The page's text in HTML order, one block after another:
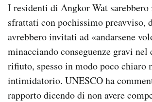
I residenti di Angkor Wat
sfrattati con pochissimo preavviso,
avrebbero invitati ad «andarsene
minacciando conseguenze gravi nel
rifiuto, spesso in modo poco chiaro
intimidatorio. UNESCO ha
rapporto dicendo di non avere